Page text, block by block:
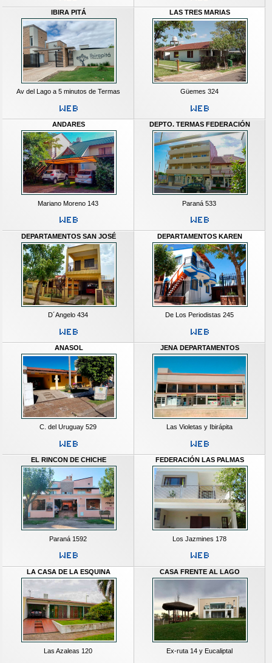
IBIRA PITÁ
Av del Lago a 5 minutos de Termas
LAS TRES MARIAS
Güemes 324
ANDARES
Mariano Moreno 143
DEPTO. TERMAS FEDERACIÓN
Paraná 533
DEPARTAMENTOS SAN JOSÉ
D´Angelo 434
DEPARTAMENTOS KAREN
De Los Periodistas 245
ANASOL
C. del Uruguay 529
JENA DEPARTAMENTOS
Las Violetas y Ibirápita
EL RINCON DE CHICHE
Paraná 1592
FEDERACIÓN LAS PALMAS
Los Jazmines 178
LA CASA DE LA ESQUINA
Las Azaleas 120
CASA FRENTE AL LAGO
Ex-ruta 14 y Eucaliptal